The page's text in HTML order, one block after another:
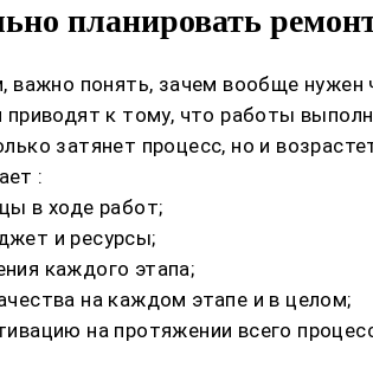
планировать
важно понять, зачем вообще
приводят к тому, что работы
затянет процесс, но и
:
в ходе работ;
и ресурсы;
каждого этапа;
на каждом этапе и в целом;
на протяжении всего